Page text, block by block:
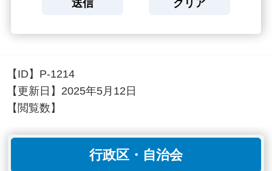
【ID】 P-1214
【更新日】 2025年5月12日
【閲覧数】
行政区・自治会